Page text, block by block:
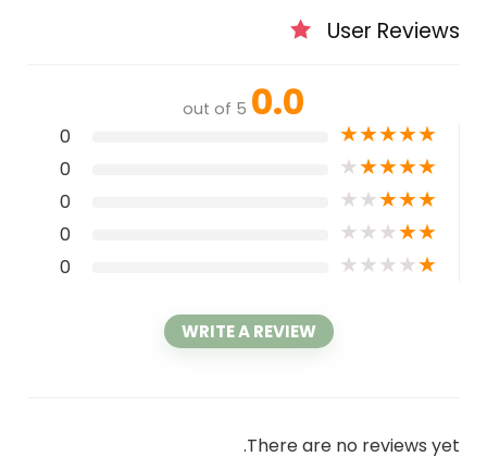
User Reviews
0.0
out of 5
★
★
★
★
★
0
★
★
★
★
★
0
★
★
★
★
★
0
★
★
★
★
★
0
★
★
★
★
★
0
WRITE A REVIEW
There are no reviews yet.